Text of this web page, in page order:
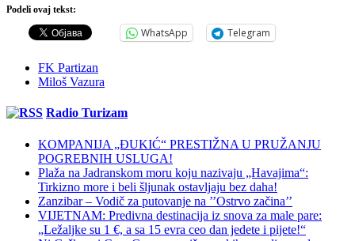
Podeli ovaj tekst:
WhatsApp Telegram
FK Partizan
Miloš Vazura
Radio Turizam
KOMPANIJA „ĐUKIĆ“ PRESTIŽNA U PRUŽANJU
POGREBNIH USLUGA!
Plaža na Jadranskom moru koju nazivaju „Havajima“:
Tirkizno more i beli šljunak ostavljaju bez daha!
Zanzibar – Vodič za putovanje na ’’Ostrvo začina’’
VIJETNAM: Predivna destinacija iz snova za male pare:
„Ležaljke su 1 €, a sa 15 evra ceo dan jedete i pijete!“